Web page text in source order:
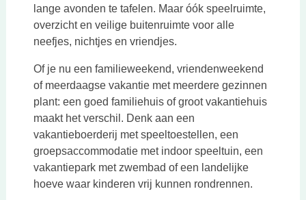
lange avonden te tafelen. Maar óók speelruimte,
overzicht en veilige buitenruimte voor alle
neefjes, nichtjes en vriendjes.
Of je nu een familieweekend, vriendenweekend
of meerdaagse vakantie met meerdere gezinnen
plant: een goed familiehuis of groot vakantiehuis
maakt het verschil. Denk aan een
vakantieboerderij met speeltoestellen, een
groepsaccommodatie met indoor speeltuin, een
vakantiepark met zwembad of een landelijke
hoeve waar kinderen vrij kunnen rondrennen.